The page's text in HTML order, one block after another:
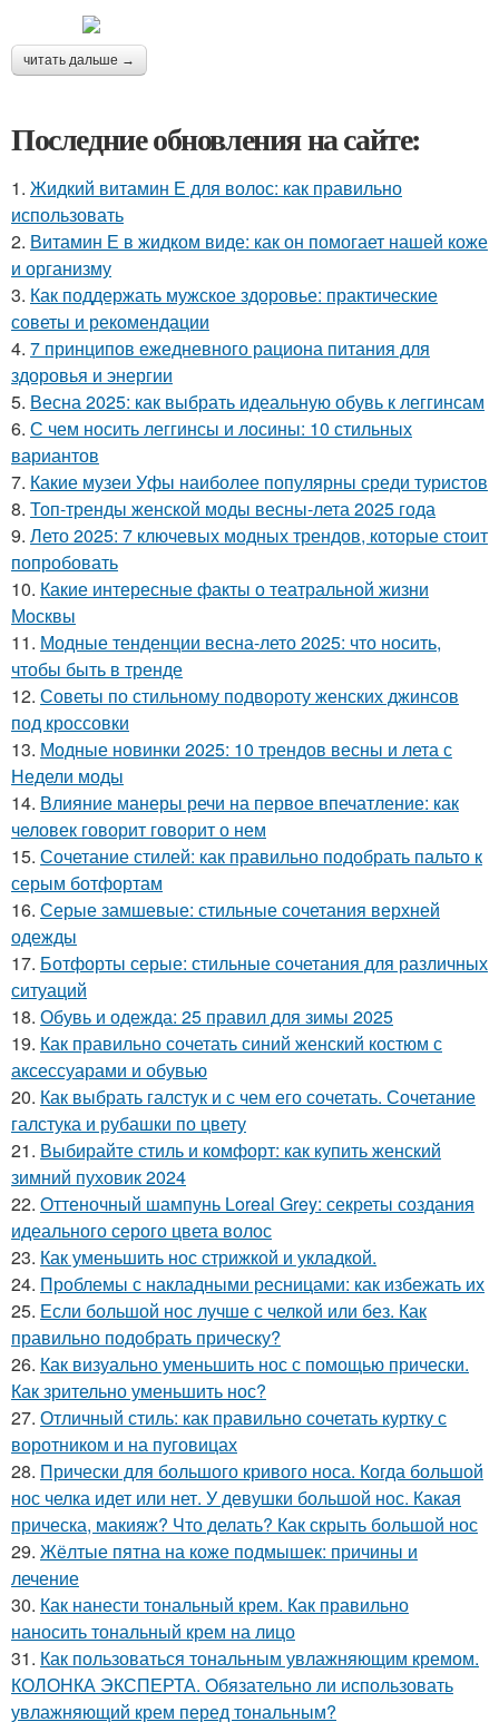
читать дальше →
Последние обновления на сайте:
1. Жидкий витамин Е для волос: как правильно
использовать
2. Витамин Е в жидком виде: как он помогает нашей коже
и организму
3. Как поддержать мужское здоровье: практические
советы и рекомендации
4. 7 принципов ежедневного рациона питания для
здоровья и энергии
5. Весна 2025: как выбрать идеальную обувь к леггинсам
6. С чем носить леггинсы и лосины: 10 стильных
вариантов
7. Какие музеи Уфы наиболее популярны среди туристов
8. Топ-тренды женской моды весны-лета 2025 года
9. Лето 2025: 7 ключевых модных трендов, которые стоит
попробовать
10. Какие интересные факты о театральной жизни
Москвы
11. Модные тенденции весна-лето 2025: что носить,
чтобы быть в тренде
12. Советы по стильному подвороту женских джинсов
под кроссовки
13. Модные новинки 2025: 10 трендов весны и лета с
Недели моды
14. Влияние манеры речи на первое впечатление: как
человек говорит говорит о нем
15. Сочетание стилей: как правильно подобрать пальто к
серым ботфортам
16. Серые замшевые: стильные сочетания верхней
одежды
17. Ботфорты серые: стильные сочетания для различных
ситуаций
18. Обувь и одежда: 25 правил для зимы 2025
19. Как правильно сочетать синий женский костюм с
аксессуарами и обувью
20. Как выбрать галстук и с чем его сочетать. Сочетание
галстука и рубашки по цвету
21. Выбирайте стиль и комфорт: как купить женский
зимний пуховик 2024
22. Оттеночный шампунь Loreal Grey: секреты создания
идеального серого цвета волос
23. Как уменьшить нос стрижкой и укладкой.
24. Проблемы с накладными ресницами: как избежать их
25. Если большой нос лучше с челкой или без. Как
правильно подобрать прическу?
26. Как визуально уменьшить нос с помощью прически.
Как зрительно уменьшить нос?
27. Отличный стиль: как правильно сочетать куртку с
воротником и на пуговицах
28. Прически для большого кривого носа. Когда большой
нос челка идет или нет. У девушки большой нос. Какая
прическа, макияж? Что делать? Как скрыть большой нос
29. Жёлтые пятна на коже подмышек: причины и
лечение
30. Как нанести тональный крем. Как правильно
наносить тональный крем на лицо
31. Как пользоваться тональным увлажняющим кремом.
КОЛОНКА ЭКСПЕРТА. Обязательно ли использовать
увлажняющий крем перед тональным?